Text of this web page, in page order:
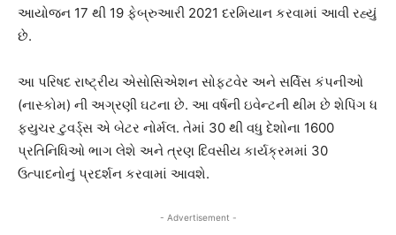
આયોજન 17 થી 19 ફેબ્રુઆરી 2021 દરમિયાન કરવામાં આવી રહ્યું
છે.
આ પરિષદ રાષ્ટ્રીય એસોસિએશન સોફટવેર અને સર્વિસ કંપનીઓ
(નાસ્કોમ) ની અગ્રણી ઘટના છે. આ વર્ષની ઇવેન્ટની થીમ છે શેપિંગ ધ
ફ્યુચર ટુવર્ડ્સ એ બેટર નોર્મલ. તેમાં 30 થી વધુ દેશોના 1600
પ્રતિનિધિઓ ભાગ લેશે અને ત્રણ દિવસીય કાર્યક્રમમાં 30
ઉત્પાદનોનું પ્રદર્શન કરવામાં આવશે.
- Advertisement -